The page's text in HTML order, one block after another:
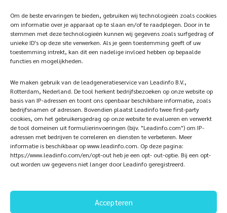
Om de beste ervaringen te bieden, gebruiken wij technologieën zoals cookies
om informatie over je apparaat op te slaan en/of te raadplegen. Door in te
stemmen met deze technologieën kunnen wij gegevens zoals surfgedrag of
unieke ID's op deze site verwerken. Als je geen toestemming geeft of uw
toestemming intrekt, kan dit een nadelige invloed hebben op bepaalde
functies en mogelijkheden.
We maken gebruik van de leadgeneratieservice van Leadinfo B.V.,
Rotterdam, Nederland. De tool herkent bedrijfsbezoeken op onze website op
basis van IP-adressen en toont ons openbaar beschikbare informatie, zoals
bedrijfsnamen of adressen. Bovendien plaatst Leadinfo twee first-party
cookies, om het gebruikersgedrag op onze website te evalueren en verwerkt
de tool domeinen uit formulierinvoeringen (bijv. "Leadinfo.com") om IP-
adressen met bedrijven te correleren en diensten te verbeteren. Meer
informatie is beschikbaar op www.leadinfo.com. Op deze pagina:
https://www.leadinfo.com/en/opt-out heb je een opt- out-optie. Bij een opt-
out worden uw gegevens niet langer door Leadinfo geregistreerd.
Accepteren
Home
Products
iQ Atelier
References
Sustainablility
Vacancies
Contact
Veelgestelde vragen
Follow Us Subscribe now!